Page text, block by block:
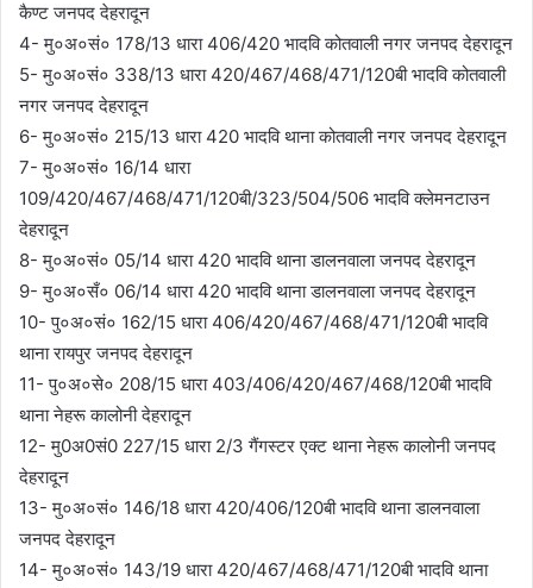
कैण्ट जनपद देहरादून
4- मु०अ०सं० 178/13 धारा 406/420 भादवि कोतवाली नगर जनपद देहरादून
5- मु०अ०सं० 338/13 धारा 420/467/468/471/120बी भादवि कोतवाली
नगर जनपद देहरादून
6- मु०अ०सं० 215/13 धारा 420 भादवि थाना कोतवाली नगर जनपद देहरादून
7- मु०अ०सं० 16/14 धारा
109/420/467/468/471/120बी/323/504/506 भादवि क्लेमनटाउन
देहरादून
8- मु०अ०सं० 05/14 धारा 420 भादवि थाना डालनवाला जनपद देहरादून
9- मु०अ०सँ० 06/14 धारा 420 भादवि थाना डालनवाला जनपद देहरादून
10- पु०अ०सं० 162/15 धारा 406/420/467/468/471/120बी भादवि
थाना रायपुर जनपद देहरादून
11- पु०अ०से० 208/15 धारा 403/406/420/467/468/120बी भादवि
थाना नेहरू कालोनी देहरादून
12- मु0अ0सं0 227/15 धारा 2/3 गैंगस्टर एक्ट थाना नेहरू कालोनी जनपद
देहरादून
13- मु०अ०सं० 146/18 धारा 420/406/120बी भादवि थाना डालनवाला
जनपद देहरादून
14- मु०अ०सं० 143/19 धारा 420/467/468/471/120बी भादवि थाना